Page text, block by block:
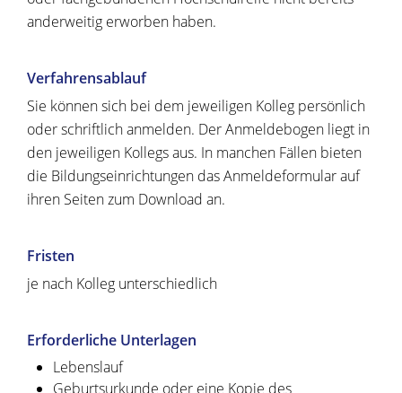
anderweitig erworben haben.
Verfahrensablauf
Sie können sich bei dem jeweiligen Kolleg persönlich
oder schriftlich anmelden. Der Anmeldebogen liegt in
den jeweiligen Kollegs aus. In manchen Fällen bieten
die Bildungseinrichtungen das Anmeldeformular auf
ihren Seiten zum Download an.
Fristen
je nach Kolleg unterschiedlich
Erforderliche Unterlagen
Lebenslauf
Geburtsurkunde oder eine Kopie des